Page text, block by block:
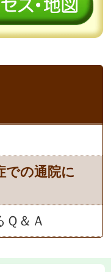
での通院に
＆Ａ